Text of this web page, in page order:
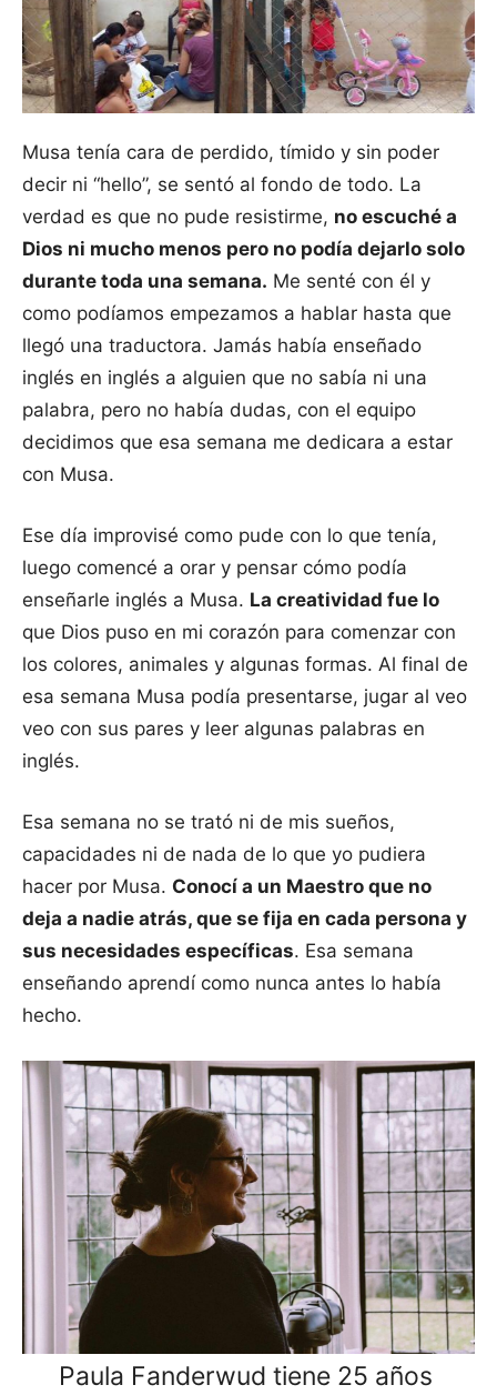
Musa tenía cara de perdido, tímido y sin poder
decir ni “hello”, se sentó al fondo de todo. La
verdad es que no pude resistirme, no escuché a
Dios ni mucho menos pero no podía dejarlo solo
durante toda una semana. Me senté con él y
como podíamos empezamos a hablar hasta que
llegó una traductora. Jamás había enseñado
inglés en inglés a alguien que no sabía ni una
palabra, pero no había dudas, con el equipo
decidimos que esa semana me dedicara a estar
con Musa.
Ese día improvisé como pude con lo que tenía,
luego comencé a orar y pensar cómo podía
enseñarle inglés a Musa. La creatividad fue lo
que Dios puso en mi corazón para comenzar con
los colores, animales y algunas formas. Al final de
esa semana Musa podía presentarse, jugar al veo
veo con sus pares y leer algunas palabras en
inglés.
Esa semana no se trató ni de mis sueños,
capacidades ni de nada de lo que yo pudiera
hacer por Musa. Conocí a un Maestro que no
deja a nadie atrás, que se fija en cada persona y
sus necesidades específicas. Esa semana
enseñando aprendí como nunca antes lo había
hecho.
Paula Fanderwud tiene 25 años